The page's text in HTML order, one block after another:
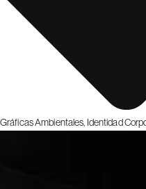
Gráficas Ambientales, Identidad